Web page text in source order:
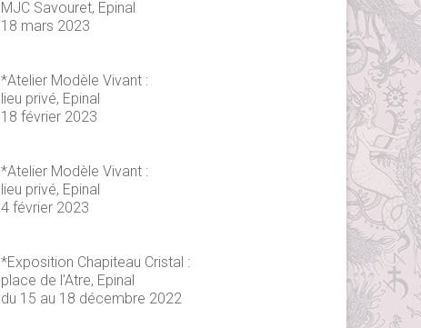
MJC Savouret, Epinal
18 mars 2023
*Atelier Modèle Vivant :
lieu privé, Epinal
18 février 2023
*Atelier Modèle Vivant :
lieu privé, Epinal
4 février 2023
*Exposition Chapiteau Cristal :
place de l'Atre, Epinal
du 15 au 18 décembre 2022